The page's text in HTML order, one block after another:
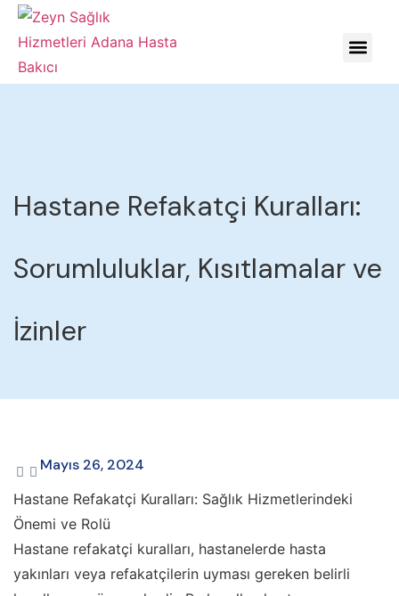
Hastane Refakatçi Kuralları:
Sorumluluklar, Kısıtlamalar ve
İzinler
Mayıs 26, 2024
Hastane Refakatçi Kuralları: Sağlık Hizmetlerindeki
Önemi ve Rolü
Hastane refakatçi kuralları, hastanelerde hasta
yakınları veya refakatçilerin uyması gereken belirli